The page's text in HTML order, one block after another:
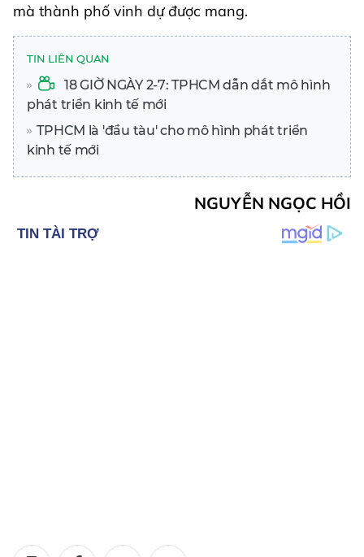
mà thành phố vinh dự được mang.
TIN LIÊN QUAN
18 GIỜ NGÀY 2-7: TPHCM dẫn dắt mô hình
phát triển kinh tế mới
TPHCM là 'đầu tàu' cho mô hình phát triển
kinh tế mới
NGUYỄN NGỌC HỒI